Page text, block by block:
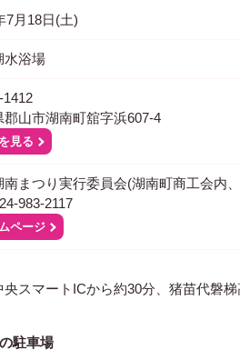
7月18日(土)
水浴場
1412
郡山市湖南町舘字浜607-4
見る
南まつり実行委員会(湖南町商工会内
983-2117
ページ
央スマートICから約30分、猪苗代磐
駐車場